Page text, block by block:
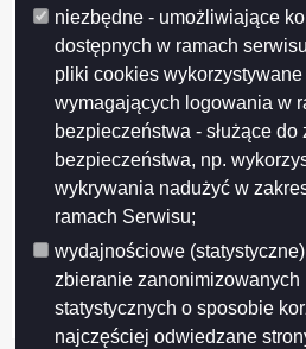
niezbędne - umożliwiające
dostępnych w ramach
pliki cookies wykorzystywane
wymagających logowania w
bezpieczeństwa - służące
bezpieczeństwa, np.
wykrywania nadużyć w
ramach Serwisu;
wydajnościowe
zbieranie zanonimizowanych
statystycznych o sposobie
najczęściej odwiedzane
Projekt współfinansowany przez Unię
Rozwoju Regionalnego w ramach
Województwa Podlaskiego na
FUNDUSZE EUROPEJSKIE - DLA ROZWOJU
Urząd Marszałkowski Województwa
RPOWP